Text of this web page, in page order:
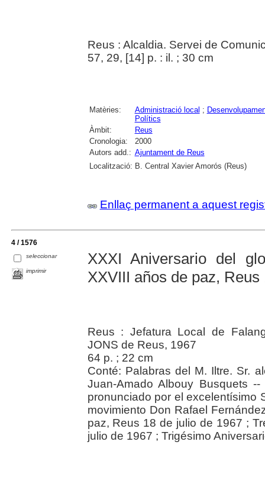
Reus : Alcaldia. Servei de
57, 29, [14] p. : il. ; 30 cm
Matèries: Administració local ;
Polítics
Àmbit:
Reus
Cronologia:
2000
Autors add.: Ajuntament de Reus
Localització: B. Central Xavier Amorós (Reus)
Enllaç permanent a aquest
4 / 1576
seleccionar
imprimir
XXXI Aniversario del
XXVIII años de paz,
Reus : Jefatura Local de
JONS de Reus, 1967
64 p. ; 22 cm
Conté: Palabras del M. Iltre. Sr.
Juan-Amado Albouy Busquets
pronunciado por el excelentísimo
movimiento Don Rafael
paz, Reus 18 de julio de 1967 ;
julio de 1967 ; Trigésimo